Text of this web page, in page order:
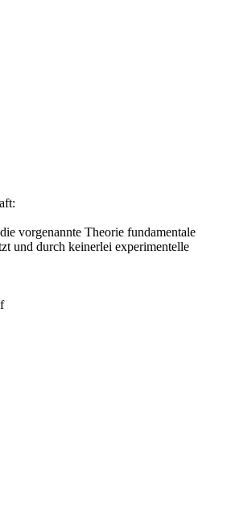
vorgenannte Theorie fundamentale
und durch keinerlei experimentelle